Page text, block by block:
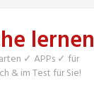
lernen
✓ APPs ✓ für
& im Test für Sie!